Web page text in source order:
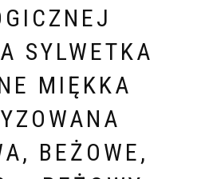
SYLWETKA
MIĘKKA
BEŻOWE,